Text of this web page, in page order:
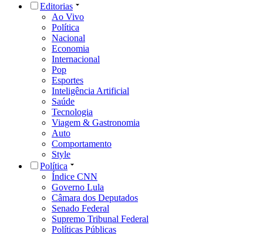
Editorias
Ao Vivo
Política
Nacional
Economia
Internacional
Pop
Esportes
Inteligência Artificial
Saúde
Tecnologia
Viagem & Gastronomia
Auto
Comportamento
Style
Política
Índice CNN
Governo Lula
Câmara dos Deputados
Senado Federal
Supremo Tribunal Federal
Políticas Públicas